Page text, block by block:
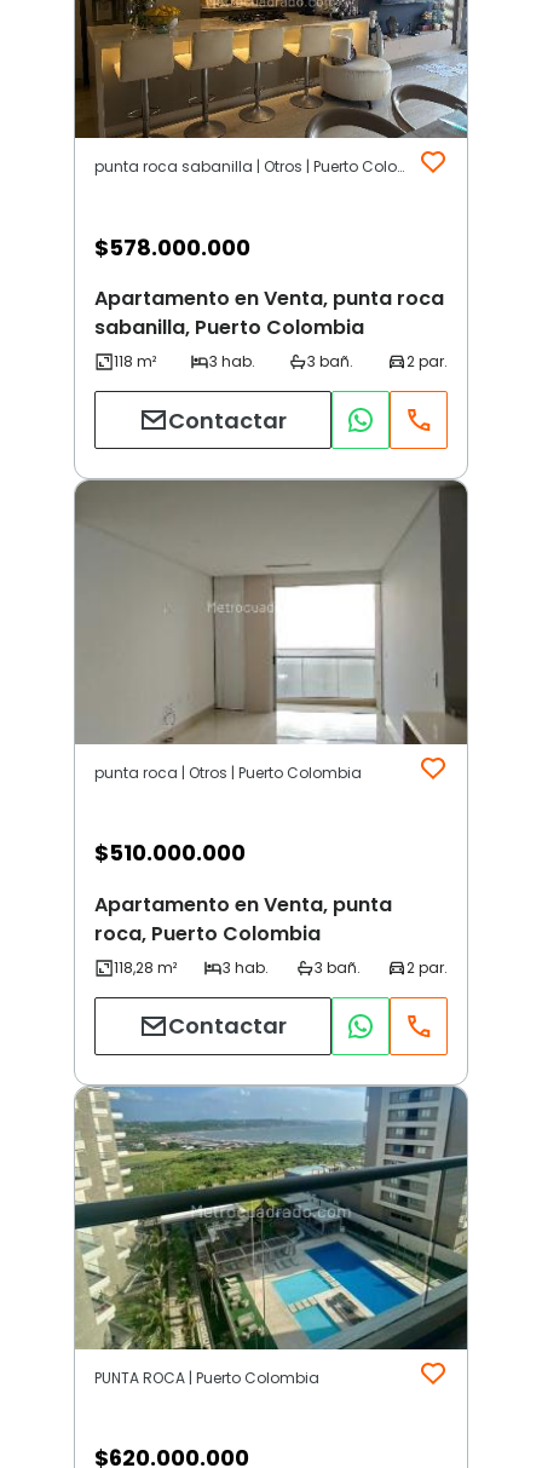
punta roca sabanilla | Otros | Puerto Colombia
$578.000.000
Apartamento en Venta, punta roca
sabanilla, Puerto Colombia
Contactar
punta roca | Otros | Puerto Colombia
$510.000.000
Apartamento en Venta, punta
roca, Puerto Colombia
Contactar
PUNTA ROCA | Puerto Colombia
$620.000.000